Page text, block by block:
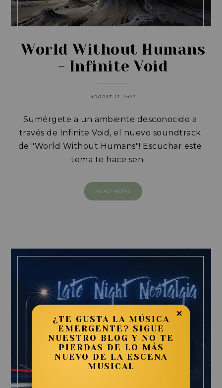
World Without Humans
- Infinite Void
AUGUST 15, 2025
Sumérgete a un ambiente desconocido a
través de Infinite Void, el nuevo soundtrack
de "World Without Humans"! Escuchar este
tema te hace sen…
READ MORE
×
¿TE GUSTA LA MÚSICA
EMERGENTE? SIGUE
NUESTRO BLOG Y NO TE
PIERDAS DE LO MÁS
NUEVO DE LA ESCENA
MUSICAL